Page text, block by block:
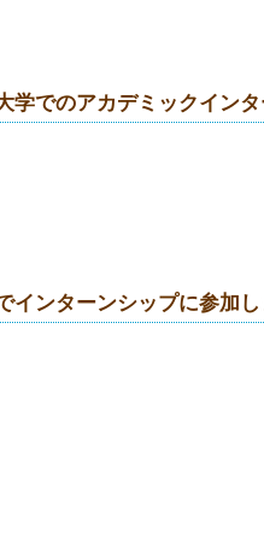
学でのアカデミックイン
インターンシップに参加